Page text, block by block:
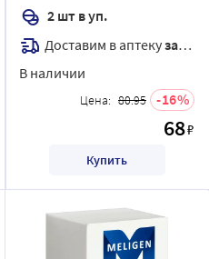
2 шт в уп.
Доставим в аптекузавтра
В наличии
Цена: 80.95 16
68₽
Купить